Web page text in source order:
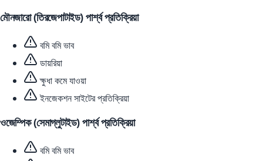
মৌনজারো (তিরজেপাটাইড)পার্শ্ব প্রতিক্রিয়া
বমি বমি ভাব
ডায়রিয়া
ক্ষুধা কমে যাওয়া
ইনজেকশন সাইটের প্রতিক্রিয়া
ওজেম্পিক (সেমাগ্লুটাইড)পার্শ্ব প্রতিক্রিয়া
বমি বমি ভাব